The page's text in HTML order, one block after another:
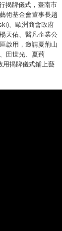
揭牌儀式，臺南市
術基金會董事長趙
、歐洲商會政府
天佑、醫凡企業公
啟用，邀請夏荊山
田世光、夏荊
用揭牌儀式鋪上藝